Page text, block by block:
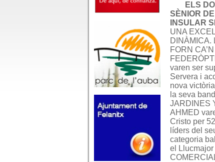
ELS
SÈNIOR
INSULAR
UNA
DINÀMICA.
FORN
varen ser
Servera i
nova
la seva
JARDINES
AHMED
Cristo per
líders del
categoria
el